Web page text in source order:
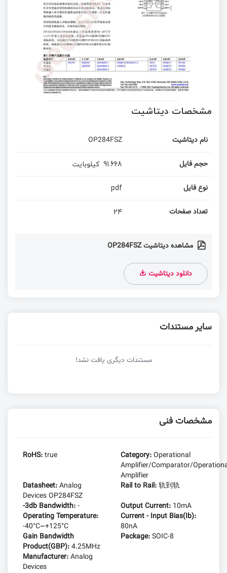
مشخصات دیتاشیت
نام دیتاشیت OP284FSZ
حجم فایل 91.668 کیلوبایت
نوع فایل pdf
تعداد صفحات 24
مشاهده دیتاشیت OP284FSZ
دانلود دیتاشیت
سایر مستندات
مستندات دیگری یافت نشد!
مشخصات فنی
RoHS:true Category:Operational
Amplifier/Comparator/
Amplifier
Datasheet:Analog
Devices OP284FSZ
Rail to Rail:轨到轨
-3db Bandwidth:- Output Current: 10mA
Operating Temperature:
-40°C~+125°C
Current - Input Bias(Ib):
80nA
Gain Bandwidth
Product(GBP):4.25MHz
Package:SOIC-8
Manufacturer:Analog
Devices